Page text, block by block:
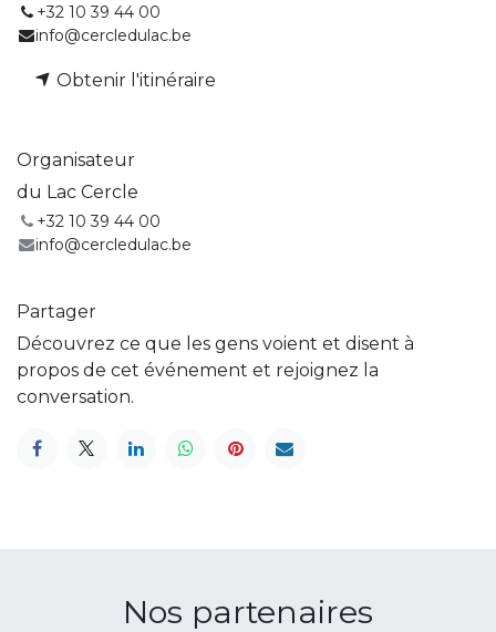
+32 10 39 44 00
info@cercledulac.be
Obtenir l'itinéraire
Organisateur
du Lac Cercle
+32 10 39 44 00
info@cercledulac.be
Partager
Découvrez ce que les gens voient et disent à
propos de cet événement et rejoignez la
conversation.
Nos partenaires